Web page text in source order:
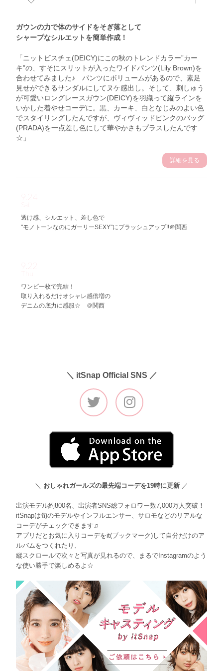
ガウンの力で体のサイドをそぎ落として
シャープなシルエットを簡単作成！
「ニットビスチェ(DEICY)にこの秋のトレンドカラー”カー
キ”の、すそにスリットが入ったワイドパンツ(Lily Brown)を
合わせてみました♪ パンツにボリュームがあるので、素足
見せができるサンダルにしてヌケ感出し。そして、刺しゅう
が可愛いロングレースガウン(DEICY)を羽織って縦ラインを
いかした着やせコーデに。黒、カーキ、白となじみのよい色
でスタイリングしたんですが、ヴィヴィッドピンクのバッグ
(PRADA)を一点差し色にして華やかさもプラスしたんです
☆」
詳細を見る
9.24
透け感、シルエット、差し色で
"モノトーンなのにガーリーSEXY"にブラッシュアップ!!＠関西
ワンピ一枚で完結！
取り入れるだけオシャレ感倍増の
デニムの底力に感服☆ ＠関西
＼ itSnap Official SNS ／
＼ おしゃれガールズの最先端コーデを19時に更新 ／
出演モデル約800名、出演者SNS総フォロワー数7,000万人突破！
itSnapは旬のモデルやインフルエンサー、サロモなどのリアルな
コーデがチェックできます♫
アプリだとお気に入りコーデをit(ブックマーク)して自分だけのア
ルバムをつくれたり、
縦スクロールで次々と写真が見れるので、まるでInstagramのよう
な使い勝手で楽しめるよ☆